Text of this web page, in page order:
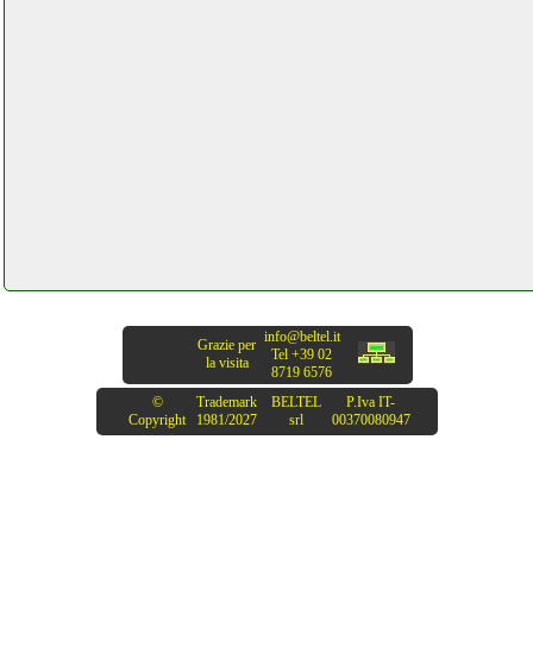
Grazie per
la visita
info@beltel.it
Tel +39 02
8719 6576
©
Copyright
Trademark
1981/2027
BELTEL
srl
P.Iva IT-
00370080947